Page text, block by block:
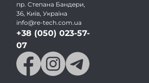
пр. Степана Бандери,
36, Київ, Україна
info@re-tech.com.ua
+38 (050) 023-57-
07